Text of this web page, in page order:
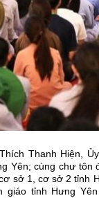
Thanh Hiện,
Yên; cùng chư tôn
sở 1, cơ sở 2 tỉnh
giáo tỉnh Hưng